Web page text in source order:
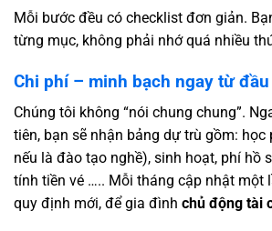
Mỗi bước đều có checklist đơn giản.
từng mục, không phải nhớ quá nhiều
Chi phí – minh bạch ngay từ đầu
Chúng tôi không “nói chung chung”.
tiên, bạn sẽ nhận bảng dự trù gồm: học
nếu là đào tạo nghề), sinh hoạt, phí hồ
tính tiền vé ….. Mỗi tháng cập nhật một
quy định mới, để gia đình chủ động tài